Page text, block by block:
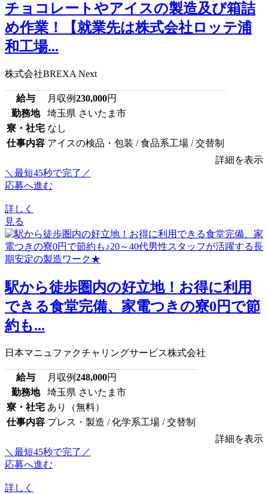
チョコレートやアイスの製造及び箱詰
め作業！【就業先は株式会社ロッテ浦
和工場...
株式会社BREXA Next
給与 月収例230,000円
勤務地
埼玉県 さいたま市
寮・社宅 なし
仕事内容 アイスの検品・包装 / 食品系工場 / 交替制
詳細を表示
＼最短45秒で完了／
応募へ進む
詳しく
見る
駅から徒歩圏内の好立地！お得に利用
できる食堂完備、家電つきの寮0円で節
約も...
日本マニュファクチャリングサービス株式会社
給与 月収例248,000円
勤務地
埼玉県 さいたま市
寮・社宅 あり（無料）
仕事内容 プレス・製造 / 化学系工場 / 交替制
詳細を表示
＼最短45秒で完了／
応募へ進む
詳しく